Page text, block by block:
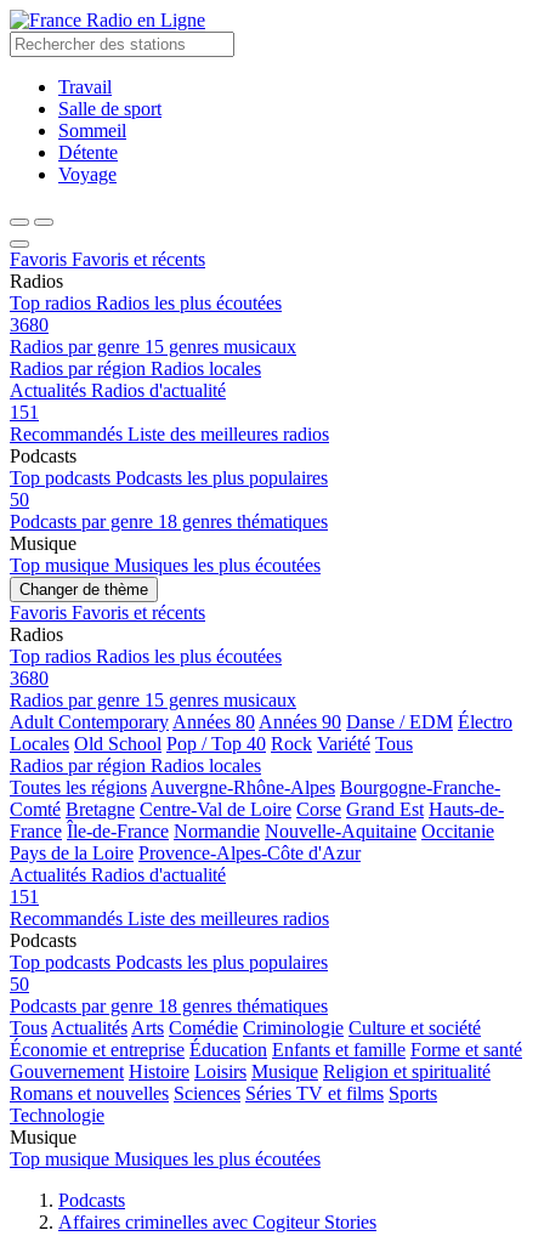
Radio en Ligne
Travail
Salle de sport
Sommeil
Détente
Voyage
Favoris Favoris et récents
Radios
Top radios Radios les plus écoutées
3680
Radios par genre 15 genres musicaux
Radios par région Radios locales
Actualités Radios d'actualité
151
Recommandés Liste des meilleures radios
Podcasts
Top podcasts Podcasts les plus populaires
50
Podcasts par genre 18 genres thématiques
Musique
Top musique Musiques les plus écoutées
Changer de thème
Favoris Favoris et récents
Radios
Top radios Radios les plus écoutées
3680
Radios par genre 15 genres musicaux
Adult Contemporary Années 80 Années 90 Danse / EDM Électro
Locales Old School Pop / Top 40 Rock Variété Tous
Radios par région Radios locales
Toutes les régions Auvergne-Rhône-Alpes Bourgogne-Franche-
Comté Bretagne Centre-Val de Loire Corse Grand Est Hauts-de-
France Île-de-France Normandie Nouvelle-Aquitaine Occitanie
Pays de la Loire Provence-Alpes-Côte d'Azur
Actualités Radios d'actualité
151
Recommandés Liste des meilleures radios
Podcasts
Top podcasts Podcasts les plus populaires
50
Podcasts par genre 18 genres thématiques
Tous Actualités Arts Comédie Criminologie Culture et société
Économie et entreprise Éducation Enfants et famille Forme et santé
Gouvernement Histoire Loisirs Musique Religion et spiritualité
Romans et nouvelles Sciences Séries TV et films Sports
Technologie
Musique
Top musique Musiques les plus écoutées
Podcasts
Affaires criminelles avec Cogiteur Stories